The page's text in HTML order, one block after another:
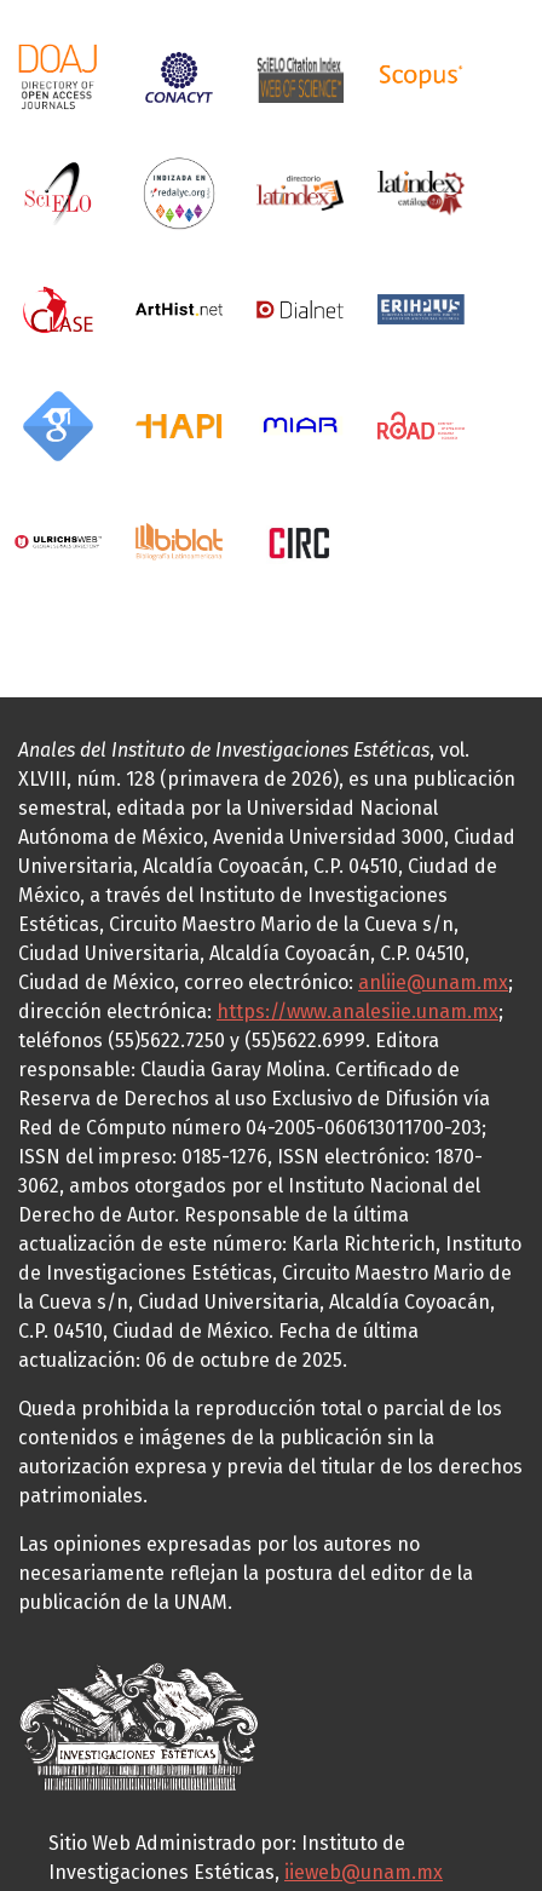
Anales del Instituto de Investigaciones Estéticas, vol.
XLVIII, núm. 128 (primavera de 2026), es una publicación
semestral, editada por la Universidad Nacional
Autónoma de México, Avenida Universidad 3000, Ciudad
Universitaria, Alcaldía Coyoacán, C.P. 04510, Ciudad de
México, a través del Instituto de Investigaciones
Estéticas, Circuito Maestro Mario de la Cueva s/n,
Ciudad Universitaria, Alcaldía Coyoacán, C.P. 04510,
Ciudad de México, correo electrónico: anliie@unam.mx;
dirección electrónica: https://www.analesiie.unam.mx;
teléfonos (55)5622.7250 y (55)5622.6999. Editora
responsable: Claudia Garay Molina. Certificado de
Reserva de Derechos al uso Exclusivo de Difusión vía
Red de Cómputo número 04-2005-060613011700-203;
ISSN del impreso: 0185-1276, ISSN electrónico: 1870-
3062, ambos otorgados por el Instituto Nacional del
Derecho de Autor. Responsable de la última
actualización de este número: Karla Richterich, Instituto
de Investigaciones Estéticas, Circuito Maestro Mario de
la Cueva s/n, Ciudad Universitaria, Alcaldía Coyoacán,
C.P. 04510, Ciudad de México. Fecha de última
actualización: 06 de octubre de 2025.
Queda prohibida la reproducción total o parcial de los
contenidos e imágenes de la publicación sin la
autorización expresa y previa del titular de los derechos
patrimoniales.
Las opiniones expresadas por los autores no
necesariamente reflejan la postura del editor de la
publicación de la UNAM.
Sitio Web Administrado por: Instituto de
Investigaciones Estéticas, iieweb@unam.mx